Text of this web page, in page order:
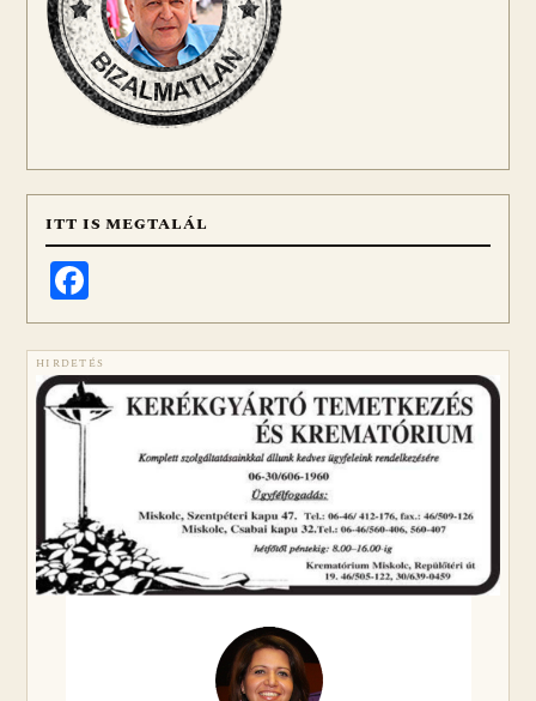
ITT IS MEGTALÁL
HIRDETÉS